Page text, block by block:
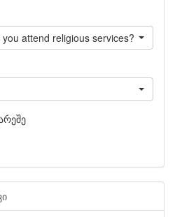
attend religious services?